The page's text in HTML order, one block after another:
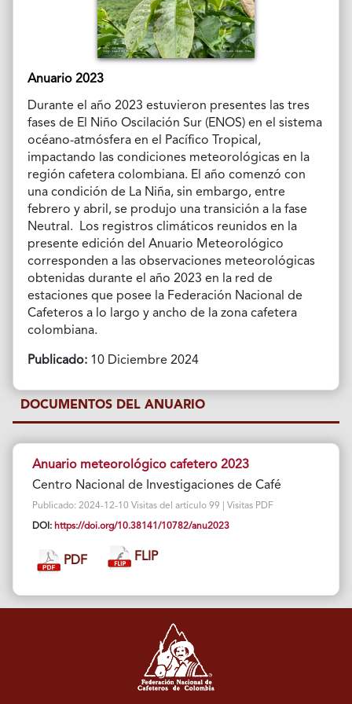
Anuario 2023
Durante el año 2023 estuvieron presentes las tres
fases de El Niño Oscilación Sur (ENOS) en el sistema
océano-atmósfera en el Pacífico Tropical,
impactando las condiciones meteorológicas en la
región cafetera colombiana. El año comenzó con
una condición de La Niña, sin embargo, entre
febrero y abril, se produjo una transición a la fase
Neutral. Los registros climáticos reunidos en la
presente edición del Anuario Meteorológico
corresponden a las observaciones meteorológicas
obtenidas durante el año 2023 en la red de
estaciones que posee la Federación Nacional de
Cafeteros a lo largo y ancho de la zona cafetera
colombiana.
Publicado:10 Diciembre 2024
DOCUMENTOS DEL ANUARIO
Anuario meteorológico cafetero 2023
Centro Nacional de Investigaciones de Café
Publicado: 2024-12-10 Visitas del artículo 99 | Visitas PDF
DOI: https://doi.org/10.38141/10782/anu2023
PDF FLIP